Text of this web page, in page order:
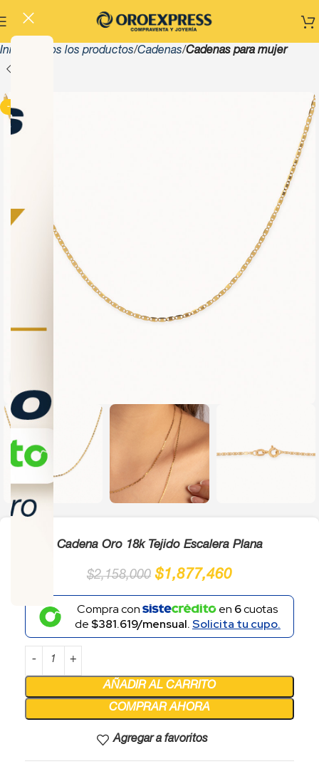
Inicio Todos los productos Cadenas Cadenas para mujer
-13%
Cadena Oro 18k Tejido Escalera Plana
$2,158,000 $1,877,460
Compra con en 6cuotas
de $381.619/mensual.Solicita tu cupo.
AÑADIR AL CARRITO
COMPRAR AHORA
Agregar a favoritos